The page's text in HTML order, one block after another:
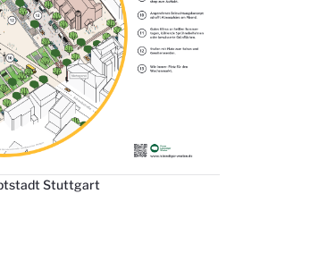
Stuttgart